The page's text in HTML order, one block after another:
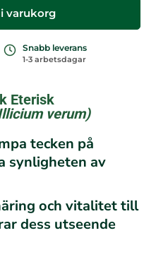
varukorg
Snabb leverans
1-3 arbetsdagar
Eterisk
verum)
tecken på
synligheten av
och vitalitet till
dess utseende